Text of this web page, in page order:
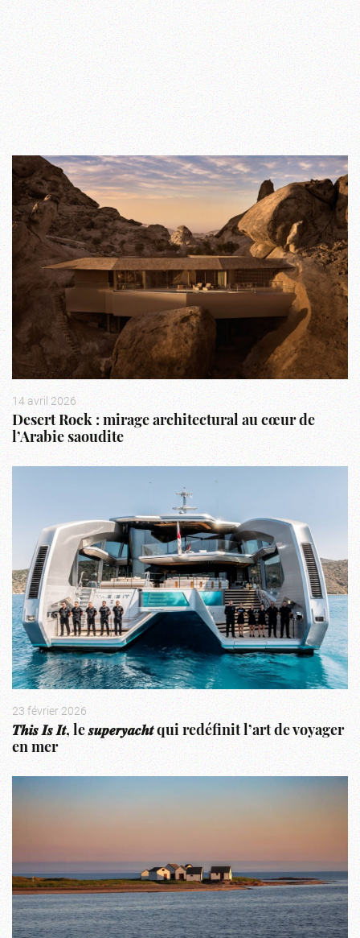
14 avril 2026
Desert Rock : mirage architectural au cœur de
l’Arabie saoudite
23 février 2026
𝑻𝒉𝒊𝒔 𝑰𝒔 𝑰𝒕, le 𝒔𝒖𝒑𝒆𝒓𝒚𝒂𝒄𝒉𝒕 qui redéfinit l’art de voyager
en mer